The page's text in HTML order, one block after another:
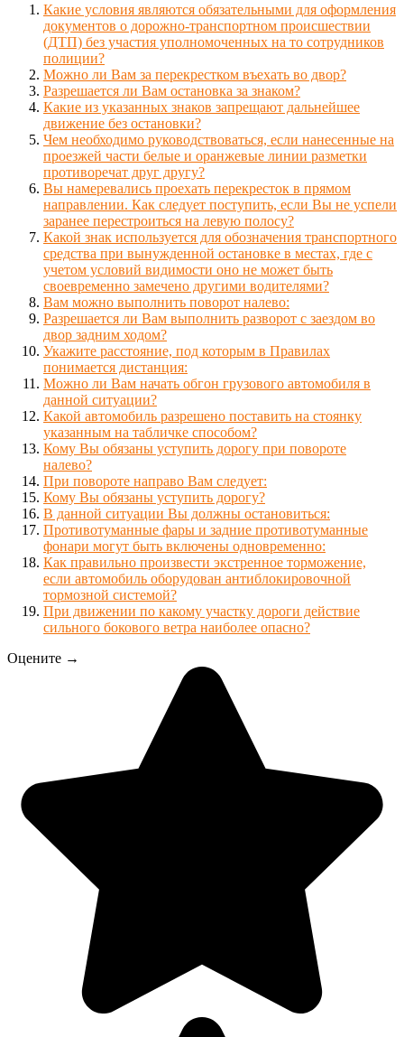
Какие условия являются обязательными для оформления
документов о дорожно-транспортном происшествии
(ДТП) без участия уполномоченных на то сотрудников
полиции?
Можно ли Вам за перекрестком въехать во двор?
Разрешается ли Вам остановка за знаком?
Какие из указанных знаков запрещают дальнейшее
движение без остановки?
Чем необходимо руководствоваться, если нанесенные на
проезжей части белые и оранжевые линии разметки
противоречат друг другу?
Вы намеревались проехать перекресток в прямом
направлении. Как следует поступить, если Вы не успели
заранее перестроиться на левую полосу?
Какой знак используется для обозначения транспортного
средства при вынужденной остановке в местах, где с
учетом условий видимости оно не может быть
своевременно замечено другими водителями?
Вам можно выполнить поворот налево:
Разрешается ли Вам выполнить разворот с заездом во
двор задним ходом?
Укажите расстояние, под которым в Правилах
понимается дистанция:
Можно ли Вам начать обгон грузового автомобиля в
данной ситуации?
Какой автомобиль разрешено поставить на стоянку
указанным на табличке способом?
Кому Вы обязаны уступить дорогу при повороте
налево?
При повороте направо Вам следует:
Кому Вы обязаны уступить дорогу?
В данной ситуации Вы должны остановиться:
Противотуманные фары и задние противотуманные
фонари могут быть включены одновременно:
Как правильно произвести экстренное торможение,
если автомобиль оборудован антиблокировочной
тормозной системой?
При движении по какому участку дороги действие
сильного бокового ветра наиболее опасно?
Оцените →